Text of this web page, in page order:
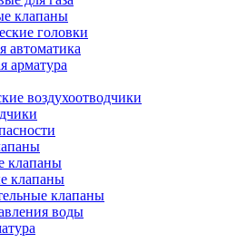
клапаны
головки
автоматика
арматура
воздухоотводчики
клапаны
клапаны
клапаны
воды